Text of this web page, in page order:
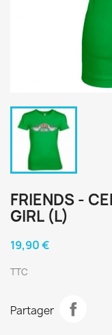
FRIENDS -
GIRL (L)
19,90 €
TTC
Partager